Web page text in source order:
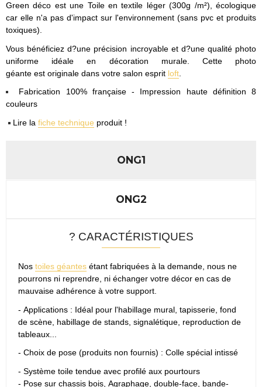
Green déco est une Toile en textile léger (300g /m²), écologique
car elle n'a pas d'impact sur l'environnement (sans pvc et produits
toxiques).
Vous bénéficiez d?une précision incroyable et d?une qualité photo
uniforme idéale en décoration murale. Cette photo
géante est originale dans votre salon esprit loft
Fabrication 100% française - Impression haute définition 8
couleurs
Lire la fiche technique produit !
ONG1
ONG2
? CARACTÉRISTIQUES
Nos toiles géantes étant fabriquées à la demande, nous ne
pourrons ni reprendre, ni échanger votre décor en cas de
mauvaise adhérence à votre support.
- Applications : Idéal pour l'habillage mural, tapisserie, fond
de scène, habillage de stands, signalétique, reproduction de
tableaux...
- Choix de pose (produits non fournis) : Colle spécial intissé
- Système toile tendue avec profilé aux pourtours
- Pose sur chassis bois, Agraphage, double-face, bande-